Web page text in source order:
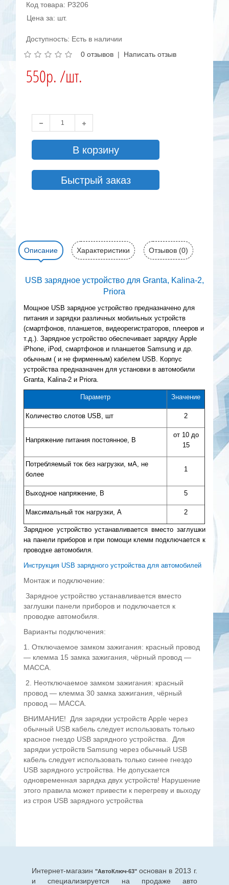
Код товара: Р3206
Цена за: шт.
Доступность: Есть в наличии
0 отзывов | Написать отзыв
550р. /шт.
В корзину
Быстрый заказ
Описание Характеристики Отзывов (0)
USB зарядное устройство для Granta, Kalina-2,
Priora
Мощное USB зарядное устройство предназначено для
питания и зарядки различных мобильных устройств
(смартфонов, планшетов, видеорегистраторов, плееров и
т.д.). Зарядное устройство обеспечивает зарядку Apple
iPhone, iPod, смартфонов и планшетов Samsung и др.
обычным ( и не фирменным) кабелем USB. Корпус
устройства предназначен для установки в автомобили
Granta, Kalina-2 и Priora.
Параметр Значение
Количество слотов USB, шт 2
Напряжение питания постоянное, В
от 10 до
15
Потребляемый ток без нагрузки, мА, не
более
1
Выходное напряжение, В 5
Максимальный ток нагрузки, А 2
Зарядное устройство устанавливается вместо заглушки
на панели приборов и при помощи клемм подключается к
проводке автомобиля.
Инструкция USB зарядного устройства для автомобилей
Монтаж и подключение:
Зарядное устройство устанавливается вместо
заглушки панели приборов и подключается к
проводке автомобиля.
Варианты подключения:
1. Отключаемое замком зажигания: красный провод
— клемма 15 замка зажигания, чёрный провод —
МАССА.
2. Неотключаемое замком зажигания: красный
провод — клемма 30 замка зажигания, чёрный
провод — МАССА.
ВНИМАНИЕ! Для зарядки устройств Apple через
обычный USB кабель следует использовать только
красное гнездо USB зарядного устройства. Для
зарядки устройств Samsung через обычный USB
кабель следует использовать только синее гнездо
USB зарядного устройства. Не допускается
одновременная зарядка двух устройств! Нарушение
этого правила может привести к перегреву и выходу
из строя USB зарядного устройства
Интернет-магазин "АвтоКлюч-63" основан в 2013 г.
и специализируется на продаже авто